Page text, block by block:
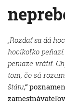
„Rozdať sa dá
hocikoľko
peniaze vrátiť.
tom, čo sú
štátu,“